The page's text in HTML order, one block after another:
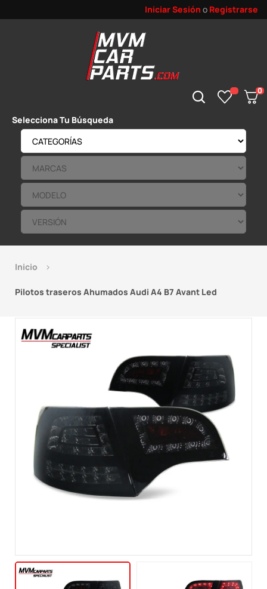
Iniciar Sesión o Registrarse
0
Selecciona Tu Búsqueda
Inicio
Pilotos traseros Ahumados Audi A4 B7 Avant Led